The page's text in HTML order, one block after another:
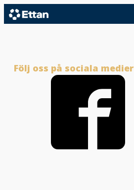
Följ oss på sociala medier